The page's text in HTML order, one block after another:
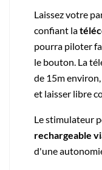
Laissez votre
confiant la
pourra piloter
le bouton. La
de 15m
et laisser libre
Le stimulateur
rechargeable
d'une